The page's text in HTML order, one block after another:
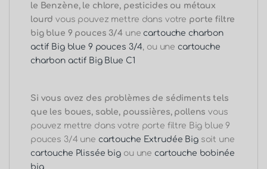
le Benzène, le chlore, pesticides ou métaux
lourd vous pouvez mettre dans votre porte filtre
big blue 9 pouces 3/4 une cartouche charbon
actif Big blue 9 pouces 3/4, ou une cartouche
charbon actif Big Blue C1
Si vous avez des problèmes de sédiments tels
que les boues, sable, poussières, pollens vous
pouvez mettre dans votre porte filtre Big blue 9
pouces 3/4 une cartouche Extrudée Bigsoit une
cartouche Plissée big ou une cartouche bobinée
big